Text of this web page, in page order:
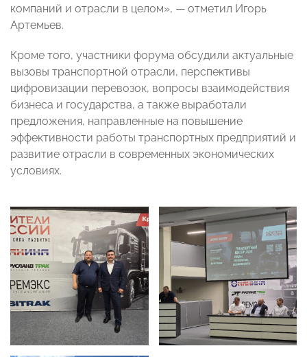
компаний и отрасли в целом», — отметил Игорь
Артемьев.
Кроме того, участники форума обсудили актуальные
вызовы транспортной отрасли, перспективы
цифровизации перевозок, вопросы взаимодействия
бизнеса и государства, а также выработали
предложения, направленные на повышение
эффективности работы транспортных предприятий и
развитие отрасли в современных экономических
условиях.